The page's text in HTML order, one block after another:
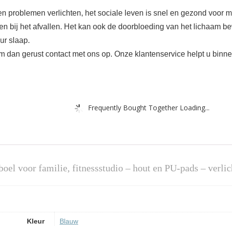
problemen verlichten, het sociale leven is snel en gezond voor
bij het afvallen. Het kan ook de doorbloeding van het lichaam
slaap.
dan gerust contact met ons op. Onze klantenservice helpt u
Frequently Bought Together Loading...
voor familie, fitnessstudio – hout en PU-pads –
Kleur ‎Blauw